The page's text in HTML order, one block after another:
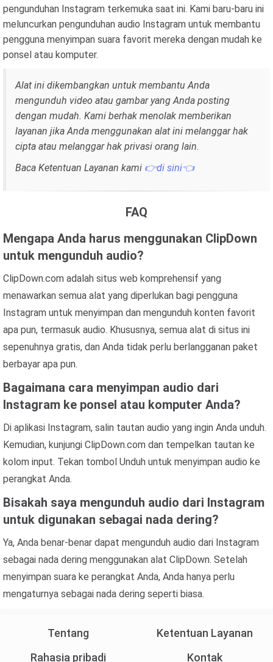
pengunduhan Instagram terkemuka saat ini. Kami baru-baru ini
meluncurkan pengunduhan audio Instagram untuk membantu
pengguna menyimpan suara favorit mereka dengan mudah ke
ponsel atau komputer.
Alat ini dikembangkan untuk membantu Anda
mengunduh video atau gambar yang Anda posting
dengan mudah. Kami berhak menolak memberikan
layanan jika Anda menggunakan alat ini melanggar hak
cipta atau melanggar hak privasi orang lain.
Baca Ketentuan Layanan kami 👉di sini👈
FAQ
Mengapa Anda harus menggunakan ClipDown
untuk mengunduh audio?
ClipDown.com adalah situs web komprehensif yang
menawarkan semua alat yang diperlukan bagi pengguna
Instagram untuk menyimpan dan mengunduh konten favorit
apa pun, termasuk audio. Khususnya, semua alat di situs ini
sepenuhnya gratis, dan Anda tidak perlu berlangganan paket
berbayar apa pun.
Bagaimana cara menyimpan audio dari
Instagram ke ponsel atau komputer Anda?
Di aplikasi Instagram, salin tautan audio yang ingin Anda unduh.
Kemudian, kunjungi ClipDown.com dan tempelkan tautan ke
kolom input. Tekan tombol Unduh untuk menyimpan audio ke
perangkat Anda.
Bisakah saya mengunduh audio dari Instagram
untuk digunakan sebagai nada dering?
Ya, Anda benar-benar dapat mengunduh audio dari Instagram
sebagai nada dering menggunakan alat ClipDown. Setelah
menyimpan suara ke perangkat Anda, Anda hanya perlu
mengaturnya sebagai nada dering seperti biasa.
Tentang
Ketentuan Layanan
Rahasia pribadi
Kontak